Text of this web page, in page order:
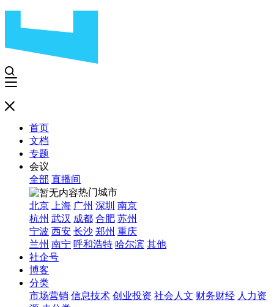
首页
文档
专题
会议
全部 直播间
热门城市
北京
上海 广州 深圳 南京
杭州 武汉 成都 合肥 苏州
宁波 西安 长沙 郑州 重庆
兰州 南宁 呼和浩特 哈尔滨 其他
社企号
博客
分类
市场营销 信息技术 创业投资 社会人文 财务财经 人力资